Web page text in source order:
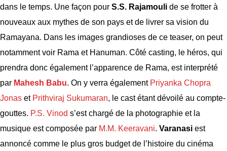
dans le temps. Une façon pour S.S. Rajamouli de se frotter à
nouveaux aux mythes de son pays et de livrer sa vision du
Ramayana. Dans les images grandioses de ce teaser, on peut
notamment voir Rama et Hanuman. Côté casting, le héros, qui
prendra donc également l’apparence de Rama, est interprété
par Mahesh Babu. On y verra également Priyanka Chopra
Jonas et Prithviraj Sukumaran, le cast étant dévoilé au compte-
gouttes. P.S. Vinod s’est chargé de la photographie et la
musique est composée par M.M. Keeravani. Varanasi est
annoncé comme le plus gros budget de l’histoire du cinéma